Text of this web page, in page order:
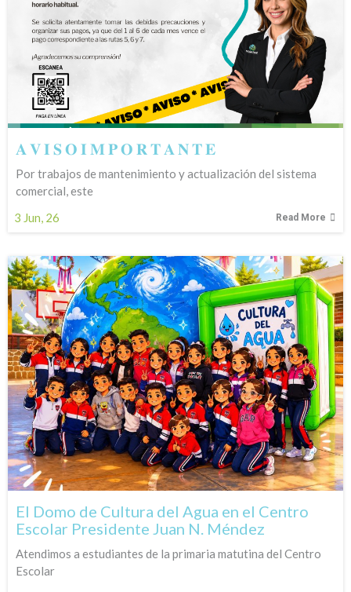
𝐀 𝐕 𝐈 𝐒 𝐎 𝐈 𝐌 𝐏 𝐎 𝐑 𝐓 𝐀 𝐍 𝐓 𝐄
3 Jun, 26
Por trabajos de mantenimiento y actualización del sistema
comercial, este
Read More
El Domo de Cultura del Agua en el Centro
Escolar Presidente Juan N. Méndez
Atendimos a estudiantes de la primaria matutina del Centro
Escolar